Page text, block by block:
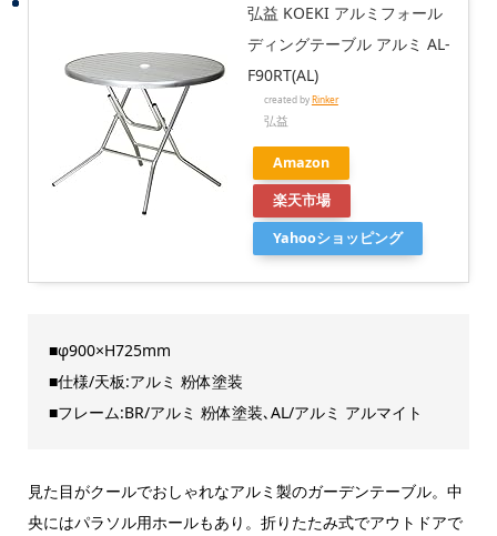
弘益 KOEKI アルミフォール
ディングテーブル アルミ AL-
F90RT(AL)
created byRinker
弘益
Amazon
楽天市場
Yahooショッピング
■φ900×H725mm
■仕様/天板:アルミ 粉体塗装
■フレーム:BR/アルミ 粉体塗装､AL/アルミ アルマイト
見た目がクールでおしゃれなアルミ製のガーデンテーブル。中
央にはパラソル用ホールもあり。折りたたみ式でアウトドアで